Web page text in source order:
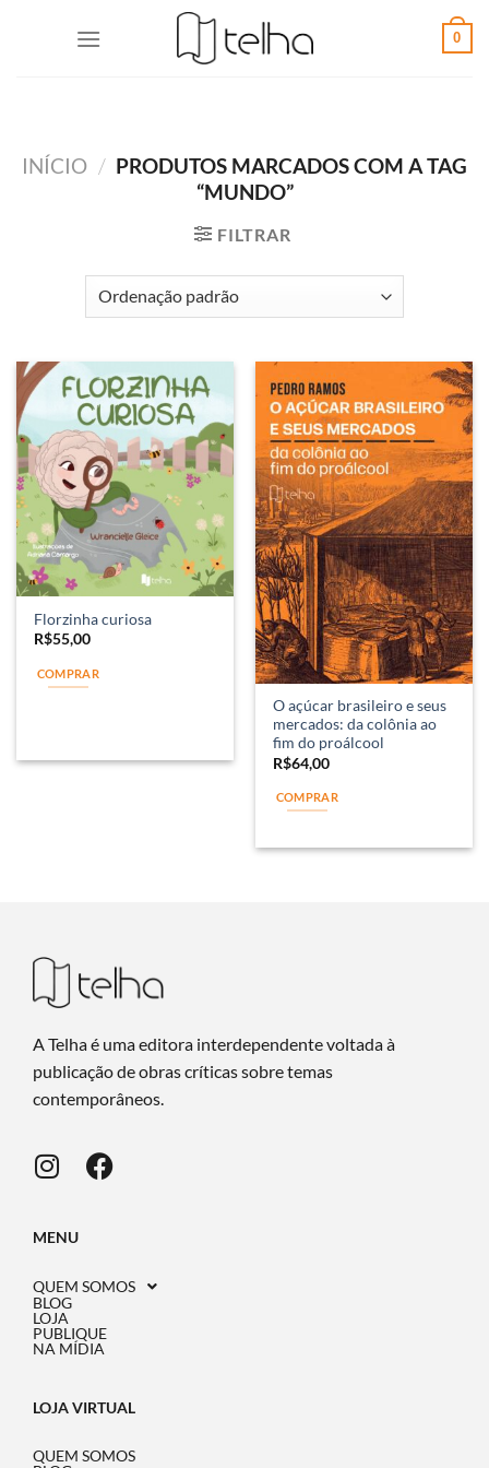
0
INÍCIO / PRODUTOS MARCADOS COM A TAG
“MUNDO”
FILTRAR
Florzinha curiosa
R$55,00
COMPRAR
O açúcar brasileiro e seus
mercados: da colônia ao
fim do proálcool
R$64,00
COMPRAR
A Telha é uma editora interdependente voltada à
publicação de obras críticas sobre temas
contemporâneos.
MENU
QUEM SOMOS
BLOG
LOJA
PUBLIQUE
NA MÍDIA
LOJA VIRTUAL
QUEM SOMOS